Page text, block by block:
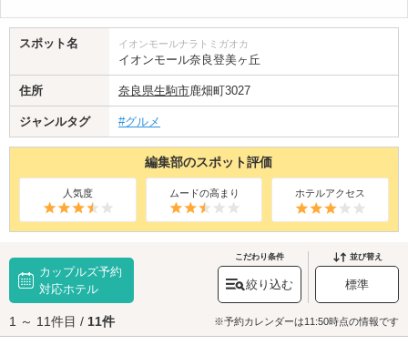
スポット名 イオンモールナラトミガオカ
イオンモール奈良登美ヶ丘
住所 奈良県生駒市鹿畑町3027
ジャンルタグ #グルメ
編集部のスポット評価
人気度 ムードの高まり ホテルアクセス
カップルズ予約
対応ホテル
こだわり条件
絞り込む
並び替え
標準
1 ～ 11件目 / 11件 ※予約カレンダーは11:50時点の情報です